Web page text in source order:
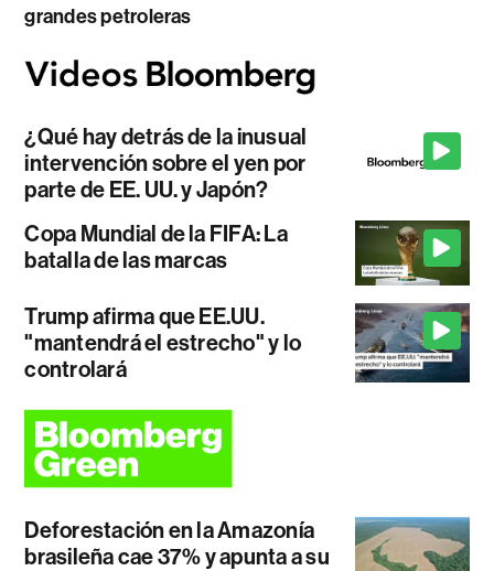
grandes petroleras
¿Qué hay detrás de la inusual
intervención sobre el yen por
parte de EE. UU. y Japón?
Copa Mundial de la FIFA: La
batalla de las marcas
Trump afirma que EE.UU.
"mantendrá el estrecho" y lo
controlará
Deforestación en la Amazonía
brasileña cae 37% y apunta a su